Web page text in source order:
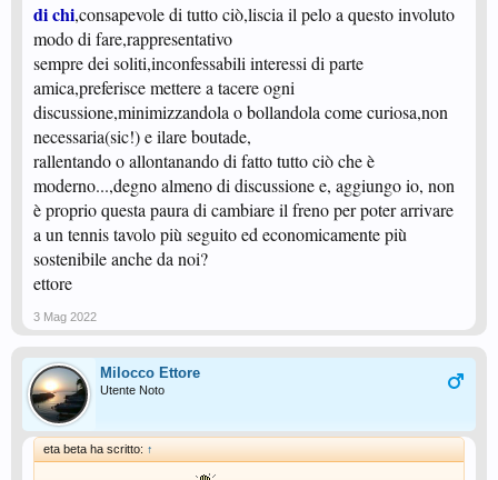
di chi,consapevole di tutto ciò,liscia il pelo a questo involuto
modo di fare,rappresentativo
sempre dei soliti,inconfessabili interessi di parte
amica,preferisce mettere a tacere ogni
discussione,minimizzandola o bollandola come curiosa,non
necessaria(sic!) e ilare boutade,
rallentando o allontanando di fatto tutto ciò che è
moderno...,degno almeno di discussione e, aggiungo io, non
è proprio questa paura di cambiare il freno per poter arrivare
a un tennis tavolo più seguito ed economicamente più
sostenibile anche da noi?
ettore
3 Mag 2022
Milocco Ettore
Utente Noto
eta beta ha scritto: ↑